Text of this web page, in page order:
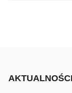
AKTUALNOŚCI